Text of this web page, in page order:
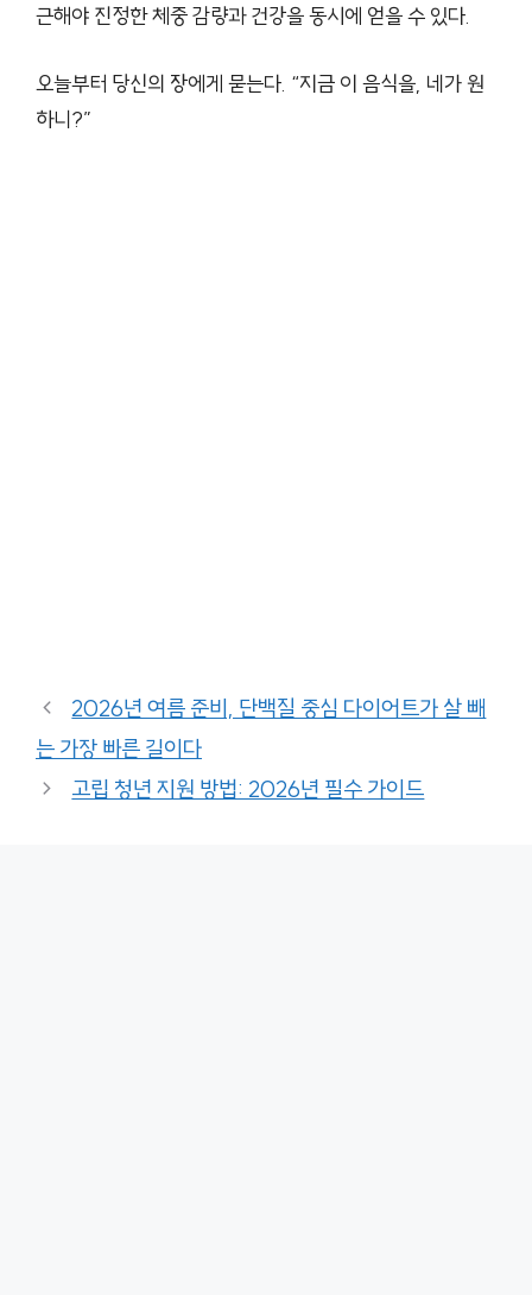
근해야 진정한 체중 감량과 건강을 동시에 얻을 수 있다.
오늘부터 당신의 장에게 묻는다. “지금 이 음식을, 네가 원
하니?”